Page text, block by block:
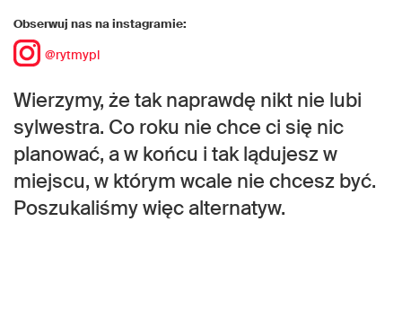
Obserwuj nas na instagramie:
@rytmypl
Wierzymy, że tak naprawdę nikt nie lubi
sylwestra. Co roku nie chce ci się nic
planować, a w końcu i tak lądujesz w
miejscu, w którym wcale nie chcesz być.
Poszukaliśmy więc alternatyw.